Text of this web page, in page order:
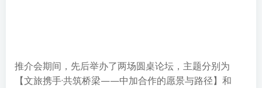
推介会期间，先后举办了两场圆桌论坛，主题分别为
【文旅携手·共筑桥梁——中加合作的愿景与路径】和